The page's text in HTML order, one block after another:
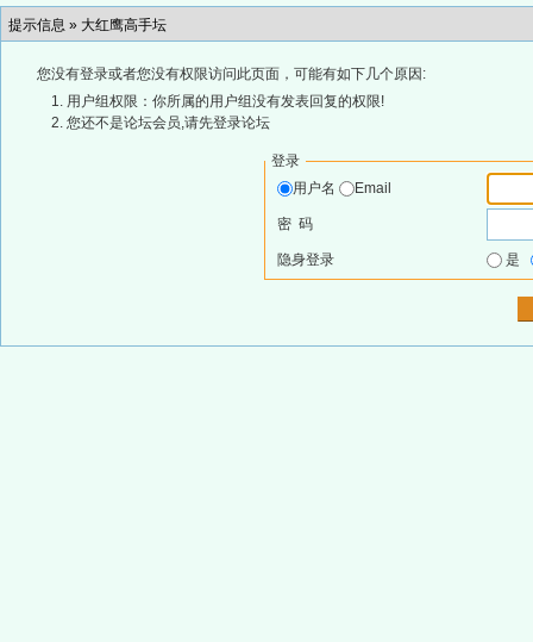
提示信息 » 大红鹰高手坛
您没有登录或者您没有权限访问此页面，可能有如下几个原因:
用户组权限：你所属的用户组没有发表回复的权限!
您还不是论坛会员,请先登录论坛
登录
用户名
Email
密 码
隐身登录 是